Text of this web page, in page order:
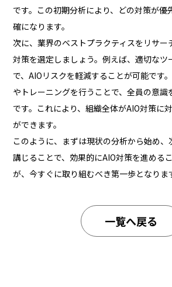
です。この初期分析により、どの対策が優
確になります。
次に、業界のベストプラクティスをリサー
対策を選定しましょう。例えば、適切なツ
で、AIOリスクを軽減することが可能です
やトレーニングを行うことで、全員の意識
です。これにより、組織全体がAIO対策に
ができます。
このように、まずは現状の分析から始め
講じることで、効果的にAIO対策を進める
が、今すぐに取り組むべき第一歩となりま
一覧へ戻る